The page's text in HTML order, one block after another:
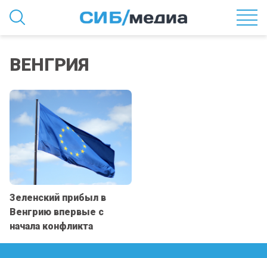
ВЕНГРИЯ
Зеленский прибыл в
Венгрию впервые с
начала конфликта